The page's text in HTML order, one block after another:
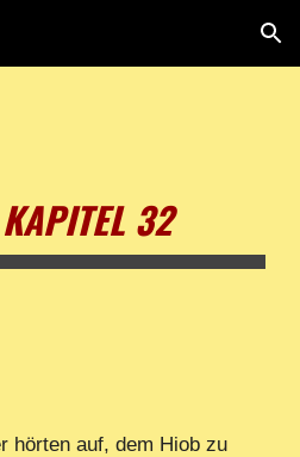
Skip to navigation
32
hörten auf, dem Hiob zu